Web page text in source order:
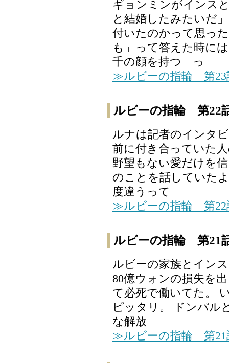
ギョンミンがインス
と結婚したみたいだ
付いたのかって思っ
も」って答えた時に
千の顔を持つ」っ
≫ルビーの指輪 第23
ルビーの指輪 第22
ルナは記者のインタ
前に付き合っていた
野望もない愛だけを
のことを話していた
度違うって
≫ルビーの指輪 第22
ルビーの指輪 第21
ルビーの家族とイン
80億ウォンの損失を
て必死で働いてた。
ピッタリ。 ドンパル
な解放
≫ルビーの指輪 第21